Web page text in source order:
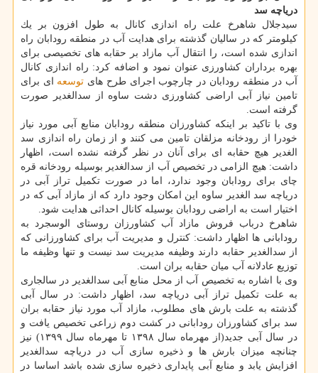
دریاچه سد
سیدجلال شاهرخ علت راه اندازی كانال به طول افزون بر یك
كیلومتر كه در سالیان گذشته برای هدایت آب در منطقه رودابان راه
اندازی شده است، را انتقال آب مازاد بر حقابه های تخصیصی برای
بهره برداران كشاورزی عنوان نمود و اضافه كرد: راه اندازی كانال
آب در منطقه رودابان در چارچوب اجرای طرح های توسعه ای برای
تامین نیاز آبی اراضی كشاورزی دشت ساوه از سدالغدیر صورت
گرفته است.
وی با تاكید بر اینكه كشاورزان منطقه رودابان منابع آبی مورد نیاز
خودرا از رودخانه مزلقان تامین می كنند و از زمان راه اندازی سد
الغدیر هیچ حقابه ای برای آنان در نظر گرفته نشده است، اظهار
داشت: هیچ الزامی در تخصیص آب از سدالغدیر بوسیله رودخانه قره
چای برای رودابان وجود ندارد، اما در صورت تكمیل تراز آبی در
دریاچه سد الغدیر ساوه این امكان وجود دارد كه از مازاد آبی كه در
اختیار است به اراضی رودابان بوسیله كانال احداثی هدایت شود.
شاهرخ درباب فروش مازاد آب كشاورزان روستای الوسجرد به
رودابانی ها اظهار داشت: كنترل و مدیریت آب برای كشاورزانی كه
از سدالغدیر حقابه دارند وظیفه مدیریت سد نیست و تنها وظیفه ما
توزیع عادلانه آب میان حقابه بران است.
وی با اشاره به تخصیص آب از محل منابع آبی سدالغدیر در سالجاری
به علت تكمیل تراز آبی دریاچه سد، اظهار داشت: در سال آبی
گذشته به علت بارش های مطلوب، مازاد آب مورد نیاز حقابه بران
سد برای كشاورزان رودابانی در كشت دوم زراعی تخصیص یافت و
در سال آبی جدید(از مهرماه سال ۱۳۹۸ تا مهرماه سال ۱۳۹۹) نیز
چنانچه میزان بارش ها و ذخیره سازی آب در دریاچه سدالغدیر
افزایش یابد و منابع آبی پایداری ذخیره سازی شده باشد اساسا در